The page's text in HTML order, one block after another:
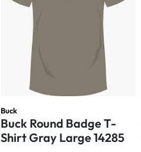
Buck
Buck Round Badge T-
Shirt Gray Large 14285